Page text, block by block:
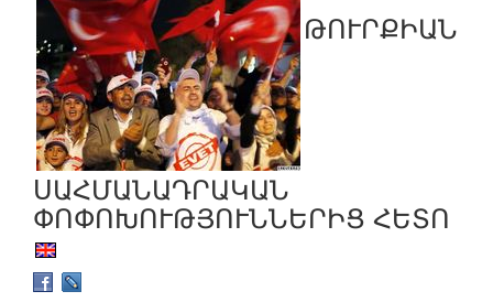
ԹՈՒՐՔԻԱՆ
ՍԱՀՄԱՆԱԴՐԱԿԱՆ
ՓՈՓՈԽՈՒԹՅՈՒՆՆԵՐԻՑ ՀԵՏՈ